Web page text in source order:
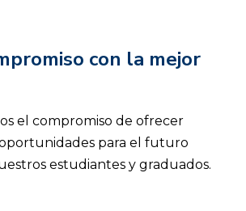
con la mejor
el compromiso de ofrecer
para el futuro
estudiantes y graduados.